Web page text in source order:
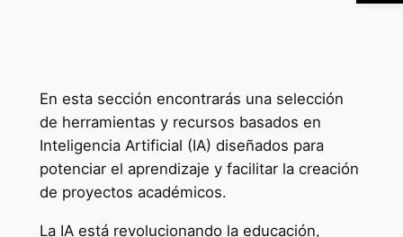
En esta sección encontrarás una selección
de herramientas y recursos basados en
Inteligencia Artificial (IA) diseñados para
potenciar el aprendizaje y facilitar la creación
de proyectos académicos.
La IA está revolucionando la educación,